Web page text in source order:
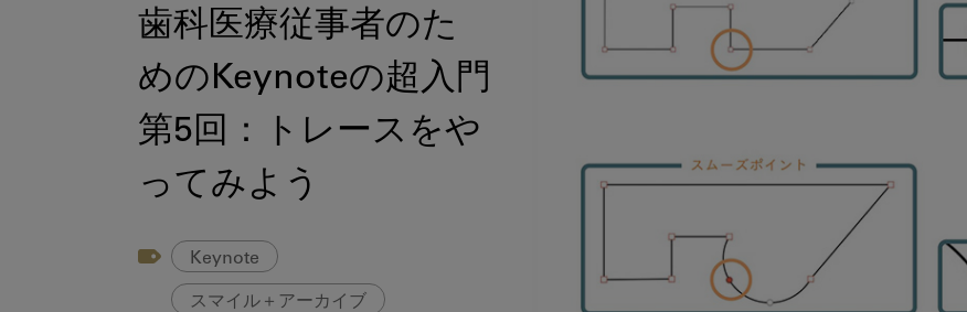
歯科医療従事者のた
めのKeynoteの超入門
第5回：トレースをや
ってみよう
Keynote
スマイル＋アーカイブ